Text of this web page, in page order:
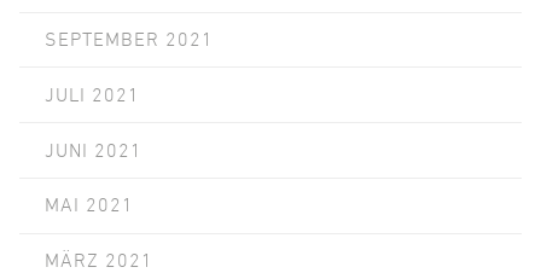
SEPTEMBER 2021
JULI 2021
JUNI 2021
MAI 2021
MÄRZ 2021